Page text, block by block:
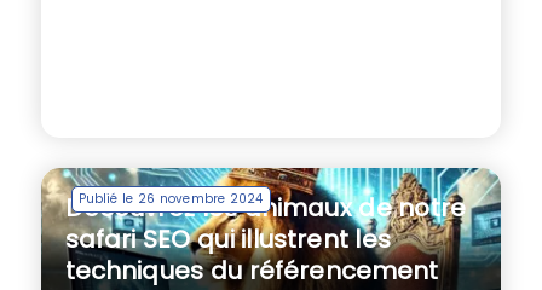
Publié le 26 novembre 2024
Découvrez les animaux de notre
safari SEO qui illustrent les
techniques du référencement